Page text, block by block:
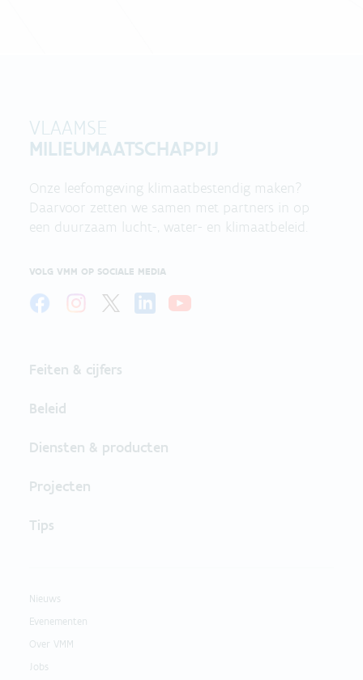
VLAAMSE
MILIEUMAATSCHAPPIJ
Onze leefomgeving klimaatbestendig maken?
Daarvoor zetten we samen met partners in op
een duurzaam lucht-, water- en klimaatbeleid.
VOLG VMM OP SOCIALE MEDIA
Feiten & cijfers
Beleid
Diensten & producten
Projecten
Tips
Nieuws
Evenementen
Over VMM
Jobs